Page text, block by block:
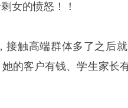
女的愤怒！！
接触高端群体多了之后
的客户有钱、学生家长